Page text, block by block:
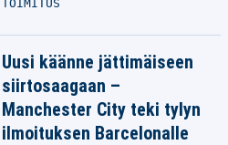
TOIMITUS
Uusi käänne jättimäiseen
siirtosaagaan –
Manchester City teki tylyn
ilmoituksen Barcelonalle